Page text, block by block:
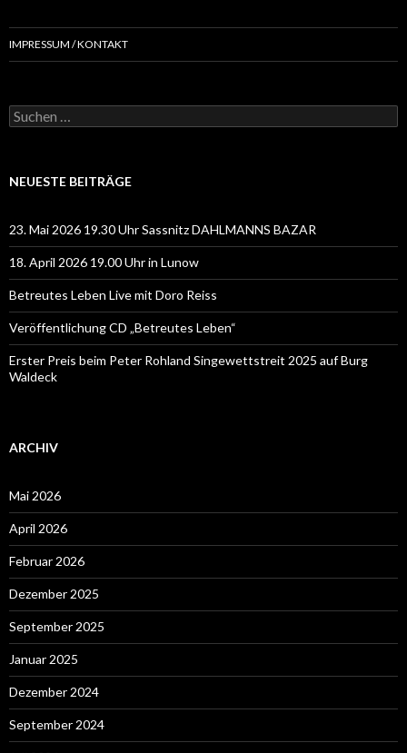
IMPRESSUM / KONTAKT
Suchen
nach:
NEUESTE BEITRÄGE
23. Mai 2026 19.30 Uhr Sassnitz DAHLMANNS BAZAR
18. April 2026 19.00 Uhr in Lunow
Betreutes Leben Live mit Doro Reiss
Veröffentlichung CD „Betreutes Leben“
Erster Preis beim Peter Rohland Singewettstreit 2025 auf Burg
Waldeck
ARCHIV
Mai 2026
April 2026
Februar 2026
Dezember 2025
September 2025
Januar 2025
Dezember 2024
September 2024